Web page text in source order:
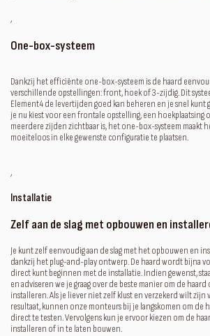
‚
One-box-systeem
Dankzij het efficiënte one-box-systeem is de haard
verschillende opstellingen: front, hoek of 3-zijdig. Dit
Element4 de levertijden goed kan beheren en je snel kunt
je nu kiest voor een frontale opstelling, een hoekplaatsing
meerdere zijden zichtbaar is, het one-box-systeem maakt
moeiteloos in elke gewenste configuratie te plaatsen.
‚
Installatie
Zelf aan de slag met opbouwen en
Je kunt zelf eenvoudig aan de slag met het opbouwen en
dankzij het plug-and-play ontwerp. De haard wordt bijna
direct kunt beginnen met de installatie. Indien gewenst,
en adviseren we je graag over de beste manier om de
installeren. Als je liever niet zelf klust en verzekerd wilt zijn
resultaat, kunnen onze monteurs bij je langskomen om de
direct te testen. Vervolgens kun je ervoor kiezen om de
installeren of in te laten bouwen.